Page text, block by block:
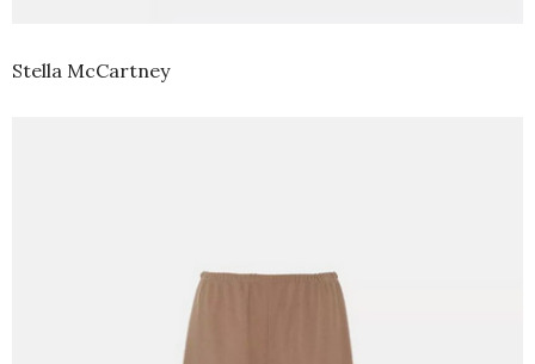
Stella McCartney